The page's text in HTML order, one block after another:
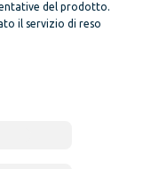
del prodotto.
il servizio di reso